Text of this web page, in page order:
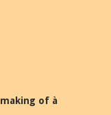
of à